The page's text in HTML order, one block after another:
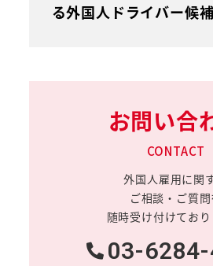
る外国人ドライバー候
お問い合
CONTACT
外国人雇用に関
ご相談・ご質問
随時受け付けており
03-